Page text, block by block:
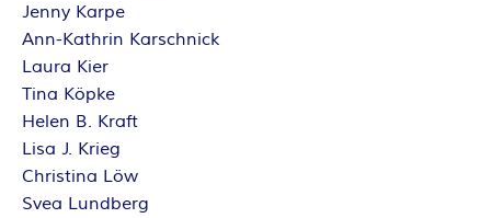
Jenny Karpe
Ann-Kathrin Karschnick
Laura Kier
Tina Köpke
Helen B. Kraft
Lisa J. Krieg
Christina Löw
Svea Lundberg